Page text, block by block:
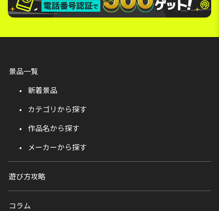
景品一覧
新着景品
カテゴリから探す
作品名から探す
メーカーから探す
遊び方攻略
コラム